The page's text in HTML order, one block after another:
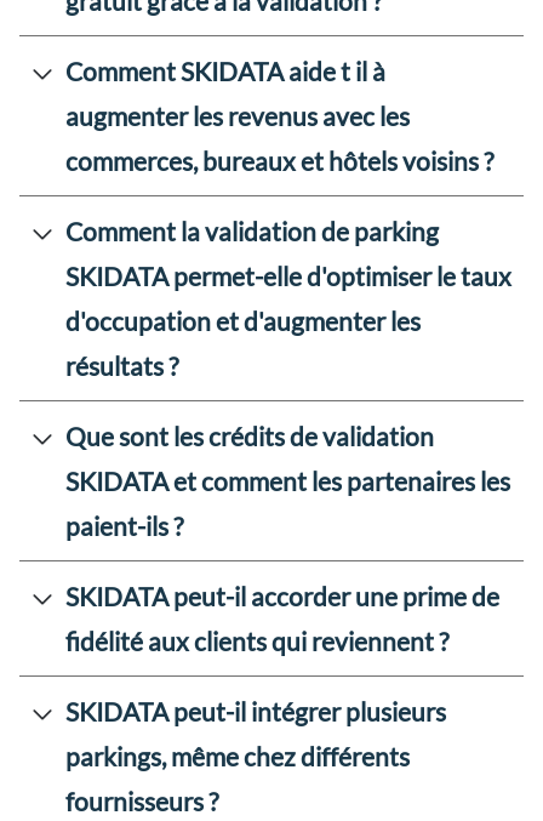
Comment SKIDATA aide t il à
augmenter les revenus avec les
commerces, bureaux et hôtels voisins ?
Comment la validation de parking
SKIDATA permet-elle d'optimiser le taux
d'occupation et d'augmenter les
résultats ?
Que sont les crédits de validation
SKIDATA et comment les partenaires les
paient-ils ?
SKIDATA peut-il accorder une prime de
fidélité aux clients qui reviennent ?
SKIDATA peut-il intégrer plusieurs
parkings, même chez différents
fournisseurs ?